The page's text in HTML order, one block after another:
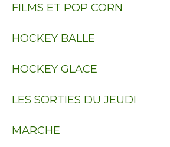
FILMS ET POP CORN
HOCKEY BALLE
HOCKEY GLACE
LES SORTIES DU JEUDI
MARCHE